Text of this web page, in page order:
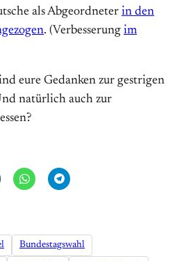
als Abgeordneter in den
. (Verbesserung im
eure Gedanken zur gestrigen
natürlich auch zur
Bundestagswahl